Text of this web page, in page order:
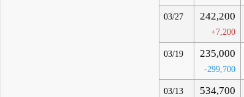
03/27 242,200
+7,200
03/19 235,000
-299,700
03/13 534,700